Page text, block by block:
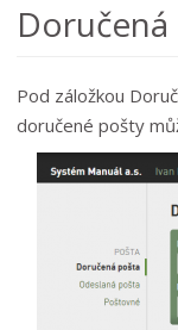
Pod záložkou
doručené pošty